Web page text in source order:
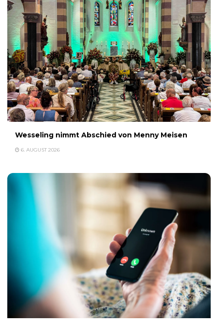
Wesseling nimmt Abschied von Menny Meisen
6. AUGUST 2026